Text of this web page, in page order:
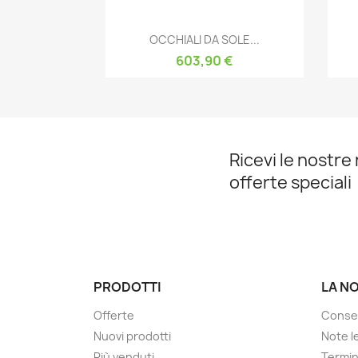
Anteprima
OCCHIALI DA SOLE...
603,90 €
Ricevi le nostre
offerte speciali
PRODOTTI
Offerte
Nuovi prodotti
LA
Note